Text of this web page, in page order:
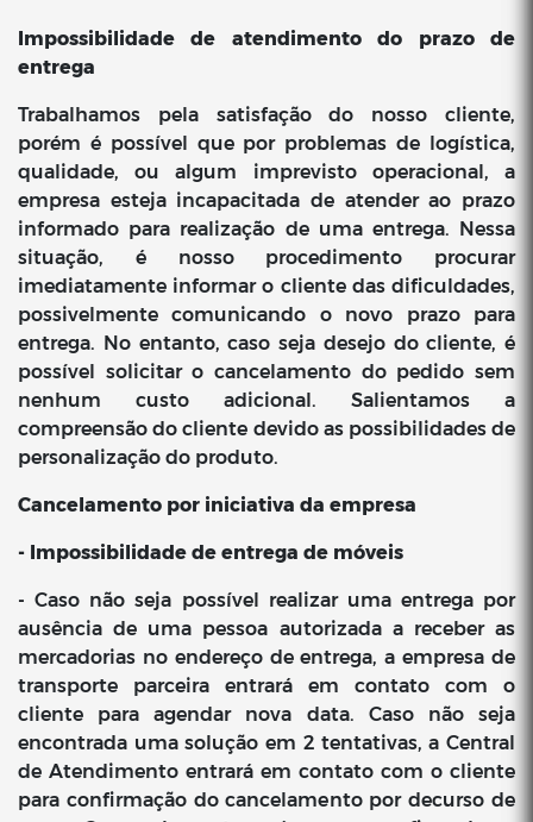
Impossibilidade de atendimento do prazo de
entrega
Trabalhamos pela satisfação do nosso cliente,
porém é possível que por problemas de logística,
qualidade, ou algum imprevisto operacional, a
empresa esteja incapacitada de atender ao prazo
informado para realização de uma entrega. Nessa
situação, é nosso procedimento procurar
imediatamente informar o cliente das dificuldades,
possivelmente comunicando o novo prazo para
entrega. No entanto, caso seja desejo do cliente, é
possível solicitar o cancelamento do pedido sem
nenhum custo adicional. Salientamos a
compreensão do cliente devido as possibilidades de
personalização do produto.
Cancelamento por iniciativa da empresa
- Impossibilidade de entrega de móveis
- Caso não seja possível realizar uma entrega por
ausência de uma pessoa autorizada a receber as
mercadorias no endereço de entrega, a empresa de
transporte parceira entrará em contato com o
cliente para agendar nova data. Caso não seja
encontrada uma solução em 2 tentativas, a Central
de Atendimento entrará em contato com o cliente
para confirmação do cancelamento por decurso de